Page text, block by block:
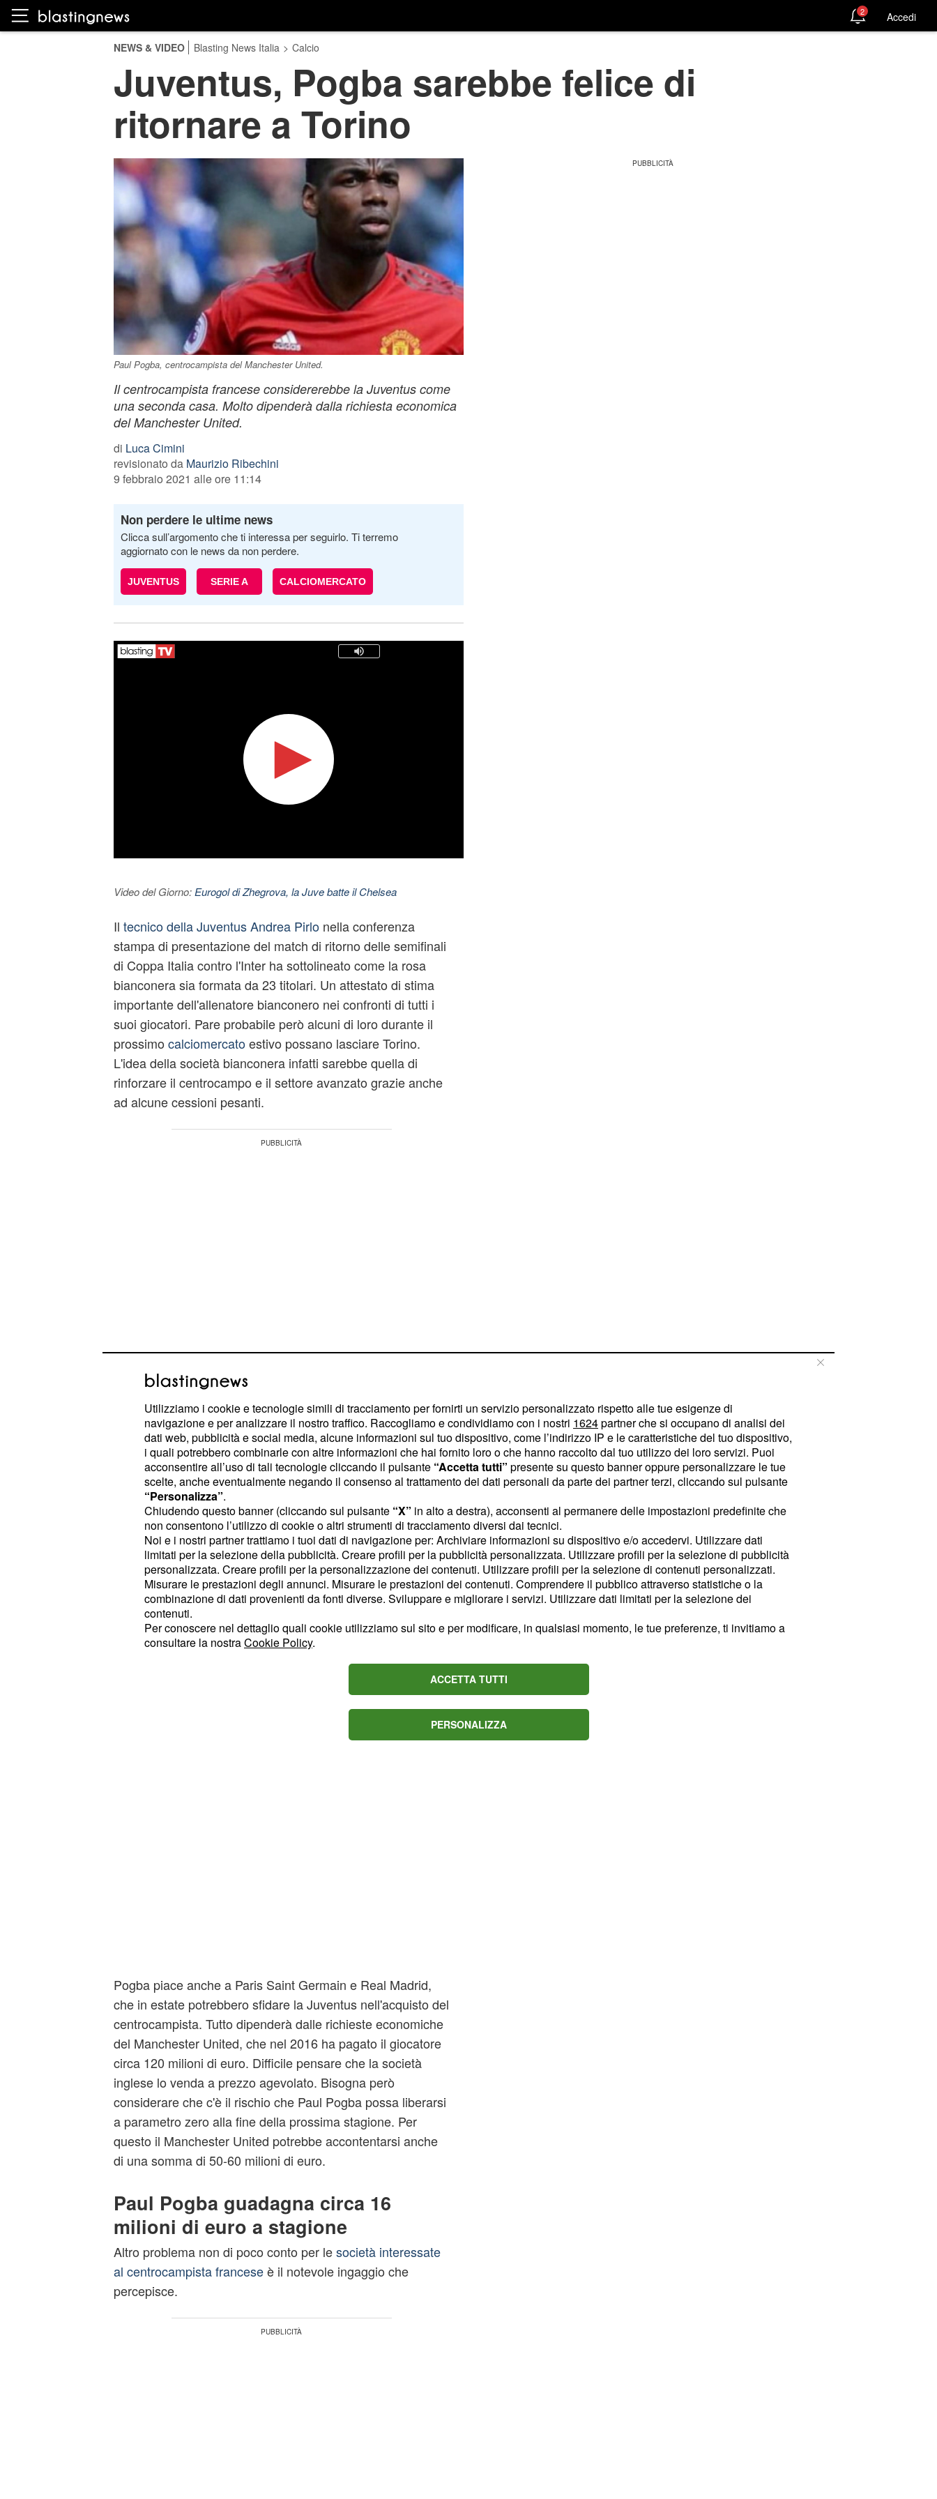
2 Accedi
NEWS & VIDEO Blasting News Italia > Calcio
Juventus, Pogba sarebbe felice di
ritornare a Torino
Paul Pogba, centrocampista del Manchester United.
Il centrocampista francese considererebbe la Juventus come
una seconda casa. Molto dipenderà dalla richiesta economica
del Manchester United.
di Luca Cimini
revisionato da Maurizio Ribechini
9 febbraio 2021 alle ore 11:14
Non perdere le ultime news
Clicca sull’argomento che ti interessa per seguirlo. Ti terremo
aggiornato con le news da non perdere.
JUVENTUS SERIE A CALCIOMERCATO
Video del Giorno: Eurogol di Zhegrova, la Juve batte il Chelsea
Il tecnico della Juventus Andrea Pirlonella conferenza
stampa di presentazione del match di ritorno delle semifinali
di Coppa Italia contro l'Inter ha sottolineato come la rosa
bianconera sia formata da 23 titolari. Un attestato di stima
importante dell'allenatore bianconero nei confronti di tutti i
suoi giocatori. Pare probabile però alcuni di loro durante il
prossimo calciomercatoestivo possano lasciare Torino.
L'idea della società bianconera infatti sarebbe quella di
rinforzare il centrocampo e il settore avanzato grazie anche
ad alcune cessioni pesanti.
Potrebbero partire ad esempio Adrien Rabiot, Aaron
dei due centrocampisti potrebbero finanziare l'acquisto di
qualità per lo stesso reparto centrocampo. Il preferito della
dirigenza dellaJuventus sembrerebbe esserePaul Pogba,
che potrebbe lasciare il Manchester United a fine stagione. Il
nazionale francese infatti ha il contratto in scadenza a
giugno 2022 e attualmente non ci sarebbero i presupposti
per un rinnovo di contratto con la società inglese.
Pogba sarebbe felice di ritornare
alla Juventus
Juventus la prossima estate potrebbe cercaredi riportare
a Torino il centrocampista francesePaul Pogba
ultime indiscrezioni di mercato peraltro il nazionale francese
considera la società bianconera come una seconda casa.
Pogba piace anche a Paris Saint Germain e Real Madrid,
che in estate potrebbero sfidare la Juventus nell'acquisto del
centrocampista. Tutto dipenderà dalle richieste economiche
del Manchester United, che nel 2016 ha pagato il giocatore
circa 120 milioni di euro. Difficile pensare che la società
inglese lo venda a prezzo agevolato. Bisogna però
considerare che c'è il rischio che Paul Pogba possa liberarsi
a parametro zero alla fine della prossima stagione. Per
questo il Manchester United potrebbe accontentarsi anche
di una somma di 50-60 milioni di euro.
Paul Pogba guadagna circa 16
milioni di euro a stagione
Altro problema non di poco conto per lesocietà interessate
al centrocampista franceseè il notevole ingaggio che
percepisce.
Utilizziamo i cookie e tecnologie simili di tracciamento per fornirti un servizio personalizzato rispetto alle tue esigenze di
navigazione e per analizzare il nostro traffico. Raccogliamo e condividiamo con i nostri 1624partner che si occupano di analisi dei
dati web, pubblicità e social media, alcune informazioni sul tuo dispositivo, come l’indirizzo IP e le caratteristiche del tuo dispositivo,
i quali potrebbero combinarle con altre informazioni che hai fornito loro o che hanno raccolto dal tuo utilizzo dei loro servizi. Puoi
acconsentire all’uso di tali tecnologie cliccando il pulsante “Accetta tutti” presente su questo banner oppure personalizzare le tue
scelte, anche eventualmente negando il consenso al trattamento dei dati personali da parte dei partner terzi, cliccando sul pulsante
“Personalizza”.
Chiudendo questo banner (cliccando sul pulsante “X” in alto a destra), acconsenti al permanere delle impostazioni predefinite che
non consentono l’utilizzo di cookie o altri strumenti di tracciamento diversi dai tecnici.
Noi e i nostri partner trattiamo i tuoi dati di navigazione per: Archiviare informazioni su dispositivo e/o accedervi. Utilizzare dati
limitati per la selezione della pubblicità. Creare profili per la pubblicità personalizzata. Utilizzare profili per la selezione di pubblicità
personalizzata. Creare profili per la personalizzazione dei contenuti. Utilizzare profili per la selezione di contenuti personalizzati.
Misurare le prestazioni degli annunci. Misurare le prestazioni dei contenuti. Comprendere il pubblico attraverso statistiche o la
combinazione di dati provenienti da fonti diverse. Sviluppare e migliorare i servizi. Utilizzare dati limitati per la selezione dei
contenuti.
Per conoscere nel dettaglio quali cookie utilizziamo sul sito e per modificare, in qualsiasi momento, le tue preferenze, ti invitiamo a
consultare la nostraCookie Policy.
ACCETTA TUTTI
PERSONALIZZA